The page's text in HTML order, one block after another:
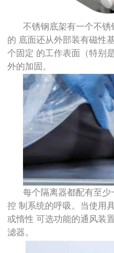
不锈钢底架有一个不
的 底面还从外部装有磁性
个固定 的工作表面（特别
外的加固。
每个隔离器都配有至
控 制系统的呼吸。当使用
或惰性 可选功能的通风装
滤器。